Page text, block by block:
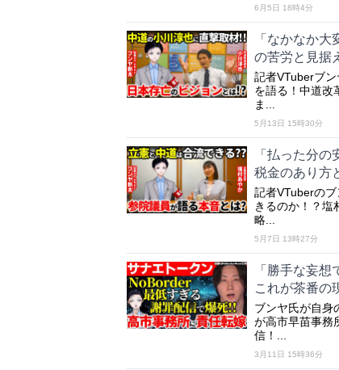
6月5日 18時4分
「なかなか
の苦労と見据
記者VTuberブ
を語る！中道改
ま...
5月13日 15時30分
「払った分
税金のあり方
記者VTuberの
きるのか！？塩
略...
5月7日 13時27分
「勝手な妄
これが茶番の
ブンヤ氏が自身
が高市早苗事務
信！...
3月11日 15時36分